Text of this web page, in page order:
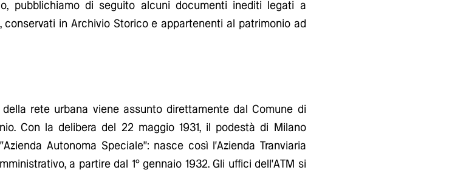
pubblichiamo di seguito alcuni documenti inediti legati a
in Archivio Storico e appartenenti al patrimonio ad
della rete urbana viene assunto direttamente dal Comune di
Con la delibera del 22 maggio 1931, il podestà di Milano
Autonoma Speciale": nasce così l'Azienda Tranviaria
a partire dal 1° gennaio 1932. Gli uffici dell'ATM si